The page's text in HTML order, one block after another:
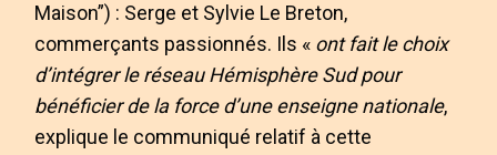
Maison”) : Serge et Sylvie Le Breton,
commerçants passionnés. Ils « ont fait le choix
d’intégrer le réseau Hémisphère Sud pour
bénéficier de la force d’une enseigne nationale,
explique le communiqué relatif à cette